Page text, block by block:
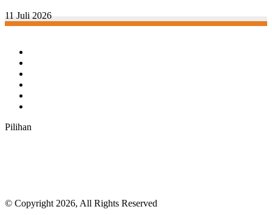
11 Juli 2026
Pilihan
© Copyright 2026, All Rights Reserved